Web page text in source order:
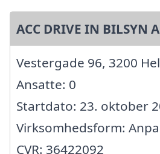
ACC DRIVE IN BILSYN
Vestergade 96, 3200
Ansatte: 0
Startdato: 23. oktober
Virksomhedsform:
CVR: 36422092